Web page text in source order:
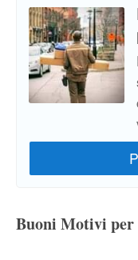
Buoni Motivi per